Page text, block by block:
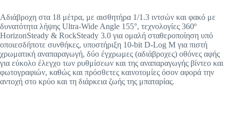
Αδιάβροχη στα 18 μέτρα, με αισθητήρα 1/1.3 ιντσών και φακό με
δυνατότητα λήψης Ultra-Wide Angle 155°, τεχνολογίες 360º
HorizonSteady & RockSteady 3.0 για ομαλή σταθεροποίηση υπό
οποιεσδήποτε συνθήκες, υποστήριξη 10-bit D-Log M για πιστή
χρωματική αναπαραγωγή, δύο έγχρωμες (αδιάβροχες) οθόνες αφής
για εύκολο έλεγχο των ρυθμίσεων και της αναπαραγωγής βίντεο και
φωτογραφιών, καθώς και πρόσθετες καινοτομίες όσον αφορά την
αντοχή στο κρύο και τη διάρκεια ζωής της μπαταρίας.